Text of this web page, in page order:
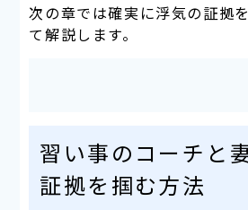
次の章では確実に浮気の証拠
て解説します。
習い事のコーチと
証拠を掴む方法